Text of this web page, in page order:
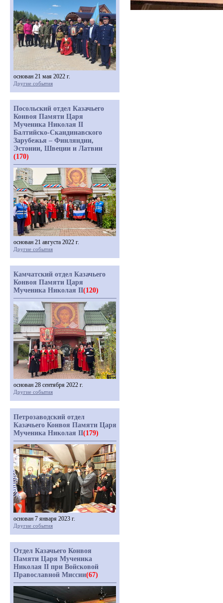
основан 21 мая 2022 г.
Другие события
Посольский отдел Казачьего
Конвоя Памяти Царя
Мученика Николая II
Балтийско-Скандинавского
Зарубежья – Финляндии,
Эстонии, Швеции и Латвии
(170)
основан 21 августа 2022 г.
Другие события
Камчатский отдел Казачьего
Конвоя Памяти Царя
Мученика Николая II(120)
основан 28 сентября 2022 г.
Другие события
Петрозаводский отдел
Казачьего Конвоя Памяти Царя
Мученика Николая II(179)
основан 7 января 2023 г.
Другие события
Отдел Казачьего Конвоя
Памяти Царя Мученика
Николая II при Войсковой
Православной Миссии(67)